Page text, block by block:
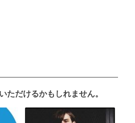
ただけるかもしれません。